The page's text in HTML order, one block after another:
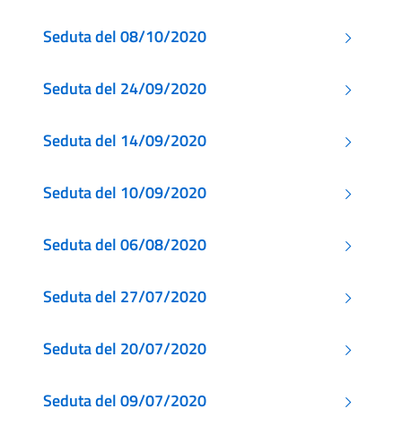
Seduta del 08/10/2020
Seduta del 24/09/2020
Seduta del 14/09/2020
Seduta del 10/09/2020
Seduta del 06/08/2020
Seduta del 27/07/2020
Seduta del 20/07/2020
Seduta del 09/07/2020